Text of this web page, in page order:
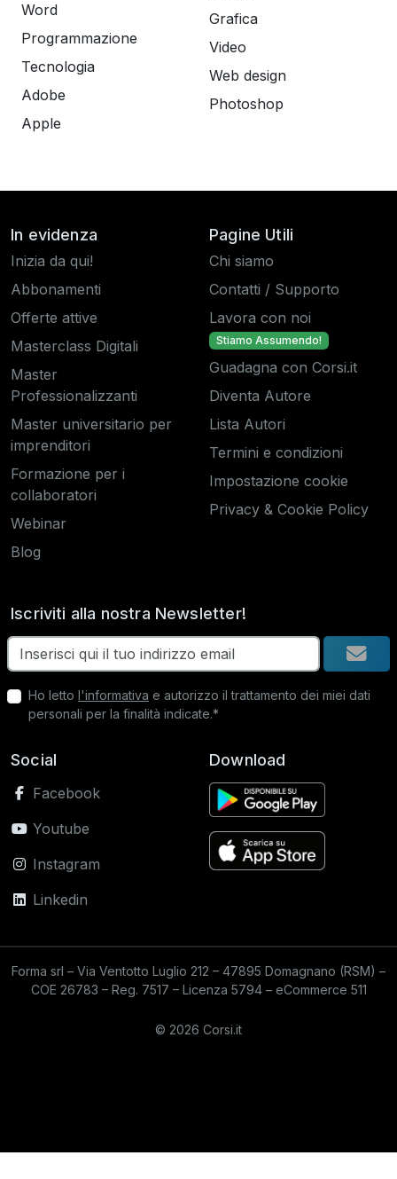
Word
Programmazione
Tecnologia
Adobe
Apple
Grafica
Video
Web design
Photoshop
In evidenza
Inizia da qui!
Abbonamenti
Offerte attive
Masterclass Digitali
Master
Professionalizzanti
Master universitario per
imprenditori
Formazione per i
collaboratori
Webinar
Blog
Pagine Utili
Chi siamo
Contatti / Supporto
Lavora con noi
Stiamo Assumendo!
Guadagna con Corsi.it
Diventa Autore
Lista Autori
Termini e condizioni
Impostazione cookie
Privacy & Cookie Policy
Iscriviti alla nostra Newsletter!
Ho letto l'informativa e autorizzo il trattamento dei miei dati
personali per la finalità indicate.*
Social
Facebook
Youtube
Instagram
Linkedin
Download
Forma srl – Via Ventotto Luglio 212 – 47895 Domagnano (RSM) –
COE 26783 – Reg. 7517 – Licenza 5794 – eCommerce 511
© 2026 Corsi.it